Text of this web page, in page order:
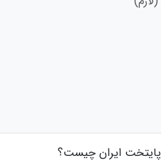
پایتخت ایران چیست؟